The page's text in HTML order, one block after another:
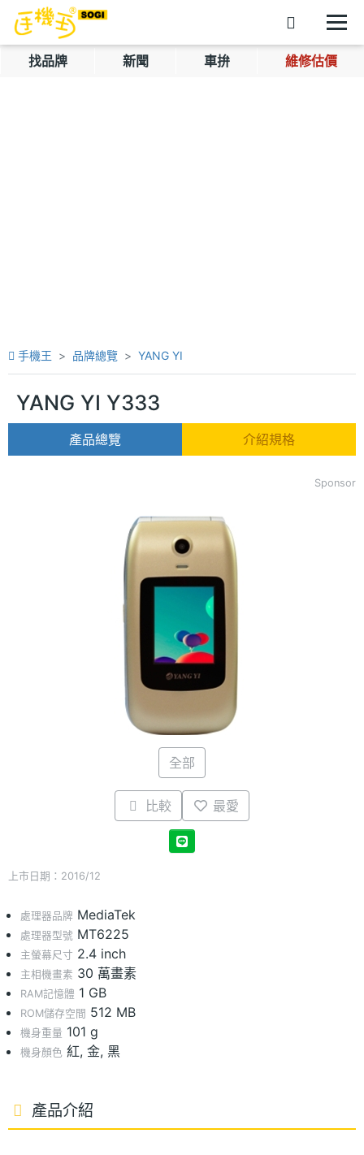
找品牌 新聞 車拚 維修估價
手機王 品牌總覽 YANG YI
YANG YI Y333
產品總覽 介紹規格
Sponsor
全部
比較 最愛
上市日期：2016/12
處理器品牌 MediaTek
處理器型號 MT6225
主螢幕尺寸 2.4 inch
主相機畫素 30 萬畫素
RAM記憶體 1 GB
ROM儲存空間 512 MB
機身重量 101 g
機身顏色 紅, 金, 黑
產品介紹